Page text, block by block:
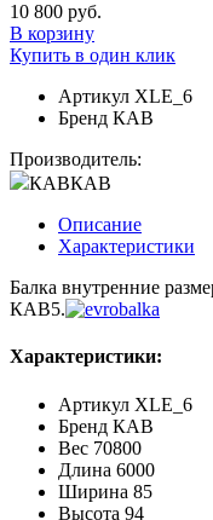
10 800 руб.
В корзину
Купить в один клик
Артикул XLE_6
Бренд КАВ
Производитель:
КАВКАВ
Описание
Характеристики
Балка внутренние
КАВ5.
Характеристики:
Артикул XLE_6
Бренд КАВ
Вес 70800
Длина 6000
Ширина 85
Высота 94